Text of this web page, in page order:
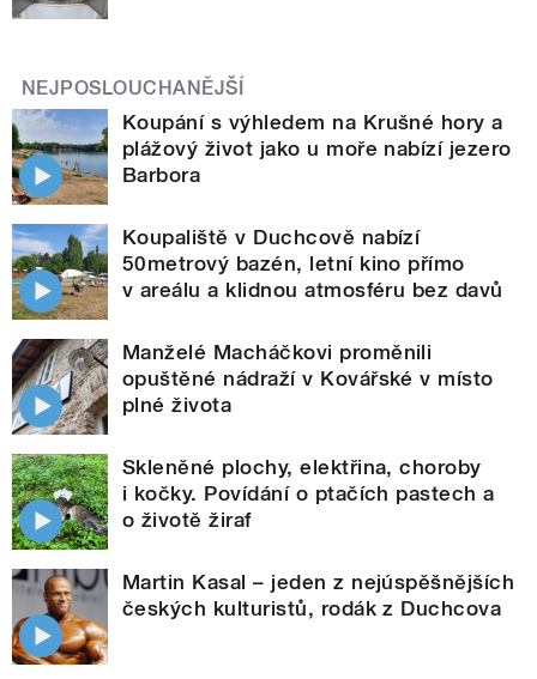
NEJPOSLOUCHANĚJŠÍ
Koupání s výhledem na Krušné hory a
plážový život jako u moře nabízí jezero
Barbora
Koupaliště v Duchcově nabízí
50metrový bazén, letní kino přímo
v areálu a klidnou atmosféru bez davů
Manželé Macháčkovi proměnili
opuštěné nádraží v Kovářské v místo
plné života
Skleněné plochy, elektřina, choroby
i kočky. Povídání o ptačích pastech a
o životě žiraf
Martin Kasal – jeden z nejúspěšnějších
českých kulturistů, rodák z Duchcova